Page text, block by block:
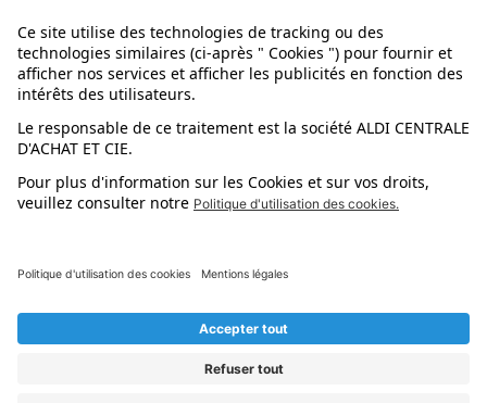
Nos astuces
Évènements
L'application mobile